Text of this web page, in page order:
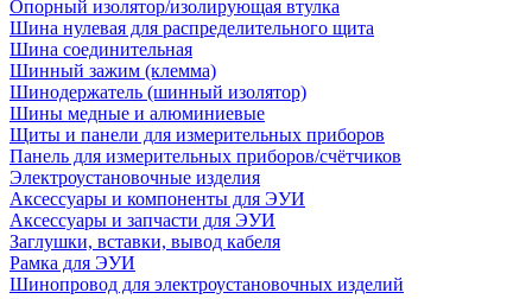
Опорный изолятор/изолирующая втулка
Шина нулевая для распределительного щита
Шина соединительная
Шинный зажим (клемма)
Шинодержатель (шинный изолятор)
Шины медные и алюминиевые
Щиты и панели для измерительных приборов
Панель для измерительных приборов/счётчиков
Электроустановочные изделия
Аксессуары и компоненты для ЭУИ
Аксессуары и запчасти для ЭУИ
Заглушки, вставки, вывод кабеля
Рамка для ЭУИ
Шинопровод для электроустановочных изделий